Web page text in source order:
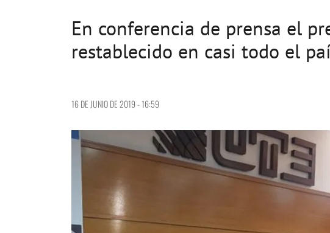
En conferencia de prensa el
restablecido en casi todo el
16 DE JUNIO DE 2019 - 16:59